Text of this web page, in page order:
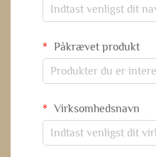
Påkrævet produkt
Virksomhedsnavn